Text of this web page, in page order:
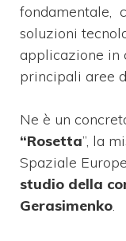
fondamentale,
soluzioni
applicazione in
principali aree
Ne è un
“Rosetta”, la
Spaziale
studio della
Gerasimenko.